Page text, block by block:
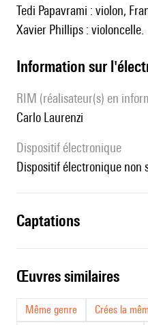
Tedi Papavrami : violon, François-Frédéric Guy : piano et
Xavier Phillips : violoncelle.
Information sur
RIM (réalisateur(s) en
Carlo Laurenzi
Dispositif électronique
dispositif électronique non
captations
œuvres similaires
Même genre
Crées la